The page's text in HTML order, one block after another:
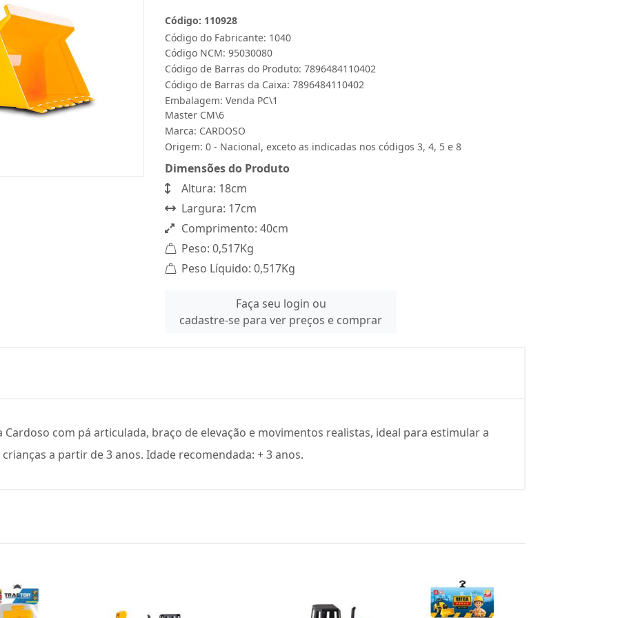
Código do Fabricante: 1040
Código: 110928
Código NCM: 95030080
Código de Barras do Produto: 7896484110402
Código de Barras da Caixa: 7896484110402
Embalagem: Venda PC\1
Master CM\6
Marca: CARDOSO
Origem: 0 - Nacional, exceto as indicadas nos códigos 3, 4, 5 e 8
Dimensões do Produto
Altura: 18cm
Largura: 17cm
Comprimento: 40cm
Peso: 0,517Kg
Peso Líquido: 0,517Kg
Faça seu login ou
cadastre-se para ver preços e comprar
com pá articulada, braço de elevação e movimentos realistas, ideal para estimular a
a partir de 3 anos. Idade recomendada: + 3 anos.